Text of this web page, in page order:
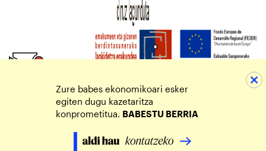
Zure babes ekonomikoari esker
egiten dugu kazetaritza
konprometitua. BABESTU BERRIA